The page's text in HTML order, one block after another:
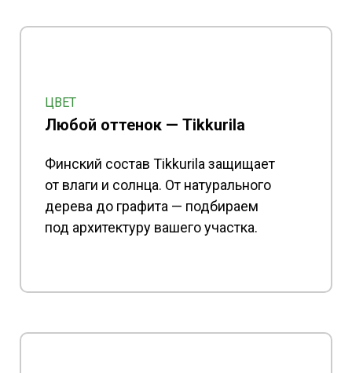
Финский состав Tikkurila защищает
от влаги и солнца. От натурального
дерева до графита — подбираем
под архитектуру вашего участка.
Любой оттенок — Tikkurila
ЦВЕТ